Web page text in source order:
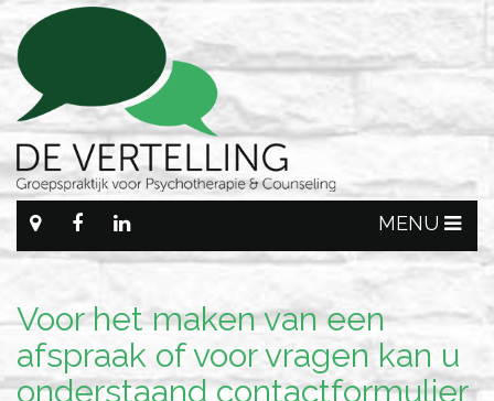
MENU
Voor het maken van een
afspraak of voor vragen kan u
onderstaand contactformulier